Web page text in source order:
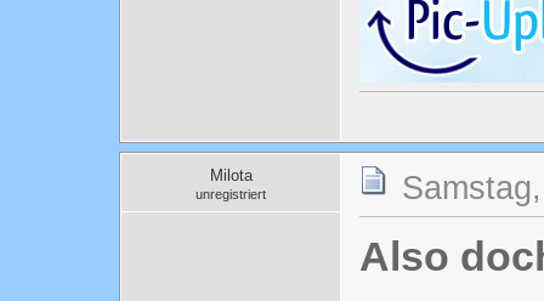
Milota
unregistriert
Also